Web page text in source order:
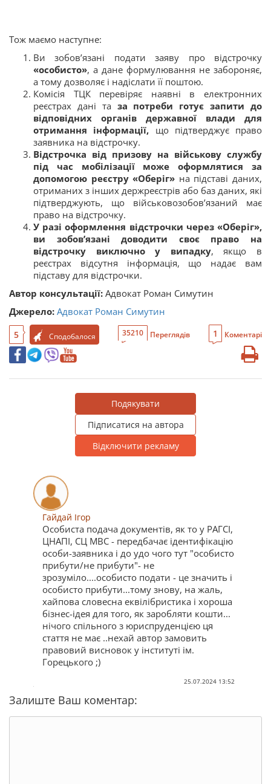
Тож маємо наступне:
Ви зобов’язані подати заяву про відстрочку
«особисто», а дане формулювання не забороняє,
а тому дозволяє і надіслати її поштою.
Комісія ТЦК перевіряє наявні в електронних
реєстрах дані та за потреби готує запити до
відповідних органів державної влади для
отримання інформації, що підтверджує право
заявника на відстрочку.
Відстрочка від призову на військову службу
під час мобілізації може оформлятися за
допомогою реєстру «Оберіг» на підставі даних,
отриманих з інших держреєстрів або баз даних, які
підтверджують, що військовозобов’язаний має
право на відстрочку.
У разі оформлення відстрочки через «Оберіг»,
ви зобов’язані доводити своє право на
відстрочку виключно у випадку, якщо в
реєстрах відсутня інформація, що надає вам
підставу для відстрочки.
Автор консультації: Адвокат Роман Симутин
Джерело: Адвокат Роман Симутин
5 Сподобалося 35210 Переглядів 1 Коментарі
Подякувати
Підписатися на автора
Відключити рекламу
Гайдай Ігор
Особиста подача документів, як то у РАГСІ,
ЦНАПІ, СЦ МВС - передбачає ідентифікацію
особи-заявника і до удо чого тут "особисто
прибути/не прибути"- не
зрозуміло....особисто подати - це значить і
особисто прибути...тому знову, на жаль,
хайпова словесна еквілібристика і хороша
бізнес-ідея для того, як заробляти кошти...
нічого спільного з юриспруденцією ця
стаття не має ..нехай автор замовить
правовий висновок у інституті ім.
Горецького ;)
25.07.2024 13:52
Залиште Ваш коментар: